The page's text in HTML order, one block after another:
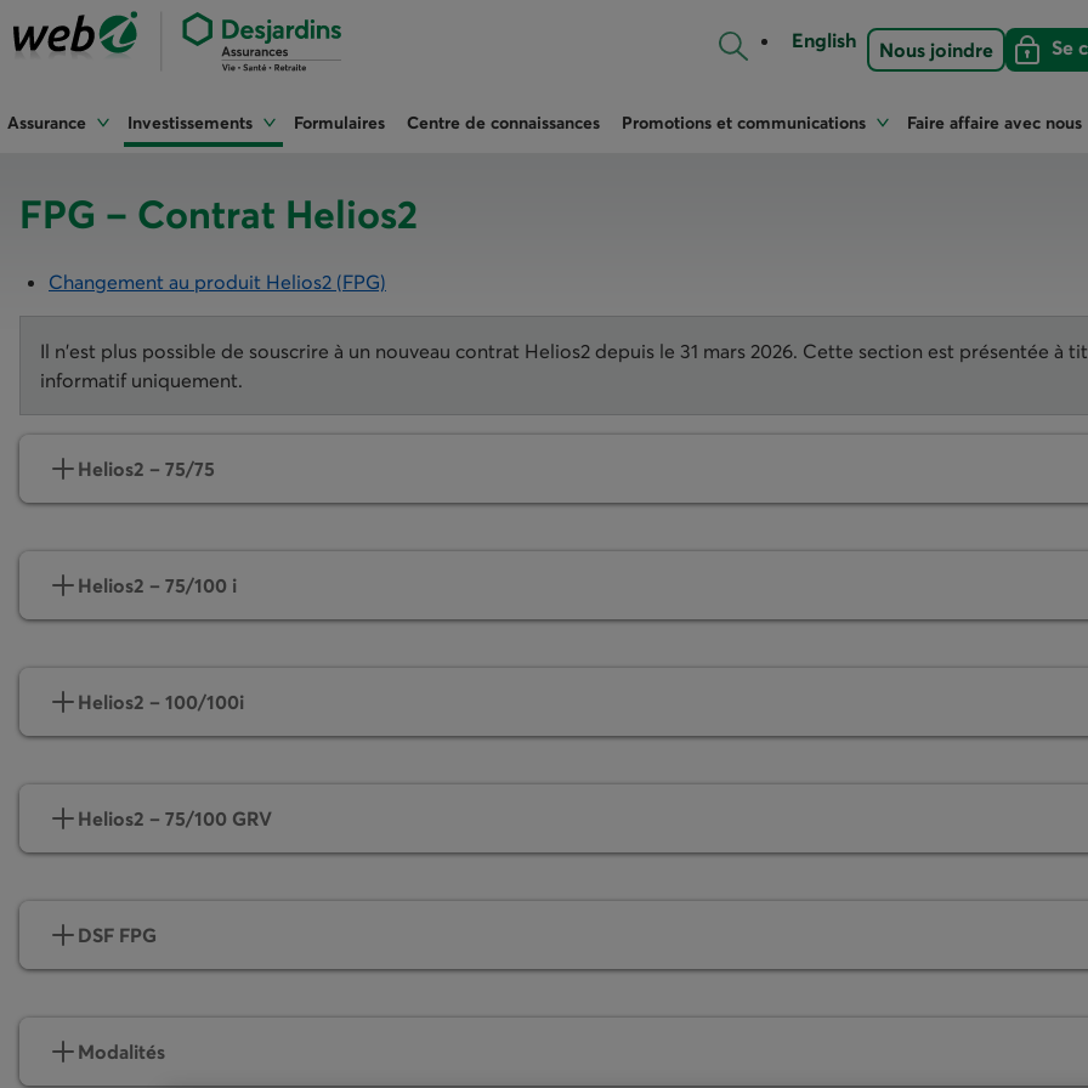
English Nous joindre
Se
Se
Assurance Investissements Formulaires Centre de connaissances Promotions et communications Faire affaire avec nous
FPG – Contrat Helios2
Changement au produit Helios2 (FPG)
Il n'est plus possible de souscrire à un nouveau contrat Helios2 depuis le 31 mars 2026. Cette section est présentée à
informatif uniquement.
Helios2 – 75/75
Helios2 – 75/100 i
Helios2 – 100/100i
Helios2 – 75/100 GRV
DSF FPG
Modalités